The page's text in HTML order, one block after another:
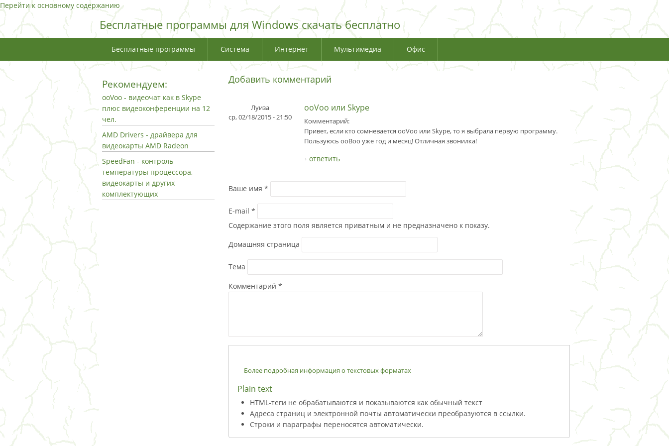
Перейти к основному содержанию
Бесплатные программы для Windows скачать бесплатно
Бесплатные программы Система Интернет Мультимедиа Офис
Добавить комментарий
Луиза
ср, 02/18/2015 - 21:50
ooVoo или Skype
Комментарий:
Привет, если кто сомневается ooVoo или Skype, то я выбрала первую программу.
Пользуюсь ооВоо уже год и месяц! Отличная звонилка!
ответить
Ваше имя *
E-mail *
Содержание этого поля является приватным и не предназначено к показу.
Домашняя страница
Тема
Комментарий *
Более подробная информация о текстовых форматах
Plain text
HTML-теги не обрабатываются и показываются как обычный текст
Адреса страниц и электронной почты автоматически преобразуются в ссылки.
Строки и параграфы переносятся автоматически.
Рекомендуем:
ooVoo - видеочат как в Skype
плюс видеоконференции на 12
чел.
AMD Drivers - драйвера для
видеокарты AMD Radeon
SpeedFan - контроль
температуры процессора,
видеокарты и других
комплектующих